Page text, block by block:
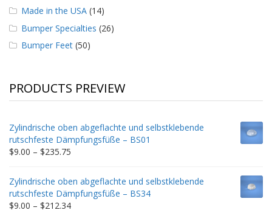
Made in the USA (14)
Bumper Specialties (26)
Bumper Feet (50)
PRODUCTS PREVIEW
Zylindrische oben abgeflachte und selbstklebende
rutschfeste Dämpfungsfüße – BS01
$9.00 – $235.75
$9.00
through
$235.75
Zylindrische oben abgeflachte und selbstklebende
rutschfeste Dämpfungsfüße – BS34
$9.00 – $212.34Price